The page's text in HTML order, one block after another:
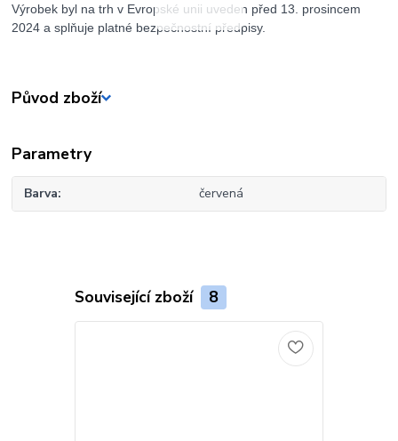
Výrobek byl na trh v Evropské unii uveden před 13. prosincem
2024 a splňuje platné bezpečnostní předpisy.
Původ zboží
Parametry
Barva červená
Související zboží 8